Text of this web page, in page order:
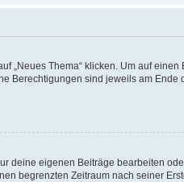
„Neues Thema“ klicken. Um auf
Berechtigungen sind jeweils am
deine eigenen Beiträge bearbeiten
begrenzten Zeitraum nach seiner